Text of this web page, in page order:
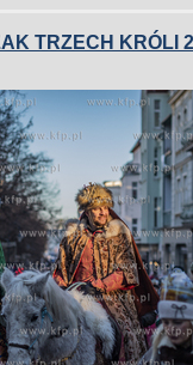
TRZECH KRÓLI